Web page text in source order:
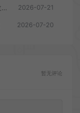
动物收容所2 / Animal Shelter 2 管理收容模拟游戏 2026-07-21
2026-07-20
暂无评论